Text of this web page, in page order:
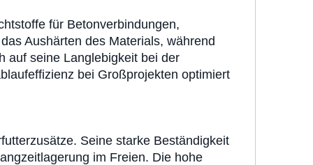
für Betonverbindungen,
Aushärten des Materials, während
auf seine Langlebigkeit bei der
bei Großprojekten optimiert
Seine starke Beständigkeit
im Freien. Die hohe